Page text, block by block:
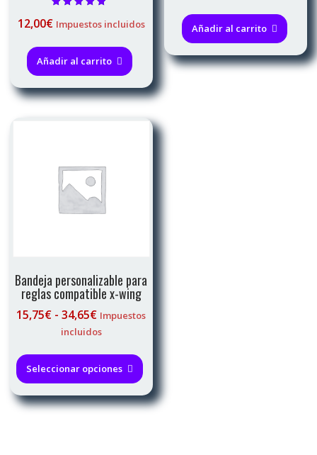
5.00
12,00€ Impuestos incluidos
Añadir al carrito
Añadir al carrito
Bandeja personalizable para
reglas compatible x-wing
15,75€ - 34,65€Rango
de
15,75€
hasta
34,65€
Impuestos
incluidos
Seleccionar opciones
tiene
múltiples